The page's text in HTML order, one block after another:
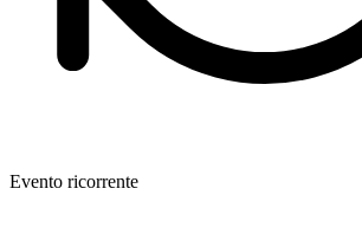
Evento ricorrente